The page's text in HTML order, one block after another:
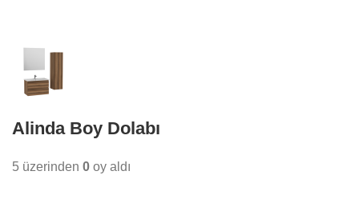
Alinda Boy Dolabı
5 üzerinden 0 oy aldı